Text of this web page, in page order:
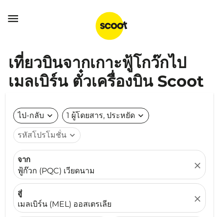

เที่ยวบินจากเกาะฟู้โกว๊กไป
เมลเบิร์น ตั๋วเครื่องบิน Scoot
ไป-กลับ expand_more 1 ผู้โดยสาร, ประหยัด expand_more
รหัสโปรโมชั่น expand_more
จาก
ฟู้ก๊วก (PQC) เวียดนาม
close
สู่
เมลเบิร์น (MEL) ออสเตรเลีย
close